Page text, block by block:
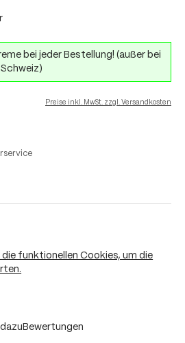
bei jeder Bestellung! (außer bei
Preise inkl. MwSt. zzgl. Versandkosten
funktionellen Cookies, um die
Bewertungen